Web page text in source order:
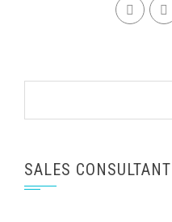
SALES CONSULTANT